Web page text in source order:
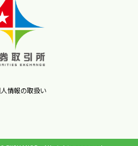
情報の取扱い